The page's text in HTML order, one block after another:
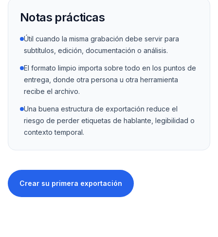
Notas prácticas
Útil cuando la misma grabación debe servir para
subtítulos, edición, documentación o análisis.
El formato limpio importa sobre todo en los puntos de
entrega, donde otra persona u otra herramienta
recibe el archivo.
Una buena estructura de exportación reduce el
riesgo de perder etiquetas de hablante, legibilidad o
contexto temporal.
Crear su primera exportación